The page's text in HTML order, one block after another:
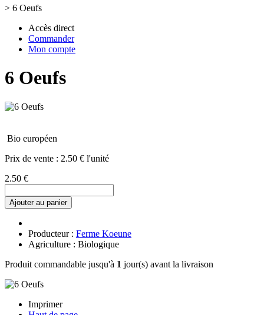
> 6 Oeufs
Accès direct
Commander
Mon compte
6 Oeufs
Bio européen
Prix de vente : 2.50 € l'unité
2.50 €
Ajouter au panier
Producteur : Ferme Koeune
Agriculture : Biologique
Produit commandable jusqu'à 1 jour(s) avant la livraison
Imprimer